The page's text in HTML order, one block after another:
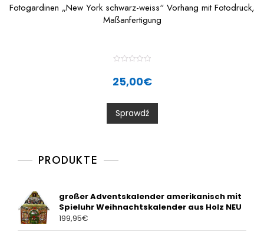
Fotogardinen „New York schwarz-weiss“ Vorhang mit Fotodruck,
Maßanfertigung
t
0
o
u
t
25,00€
Sprawdź
PRODUKTE
großer Adventskalender amerikanisch mit
Spieluhr Weihnachtskalender aus Holz NEU
199,95€